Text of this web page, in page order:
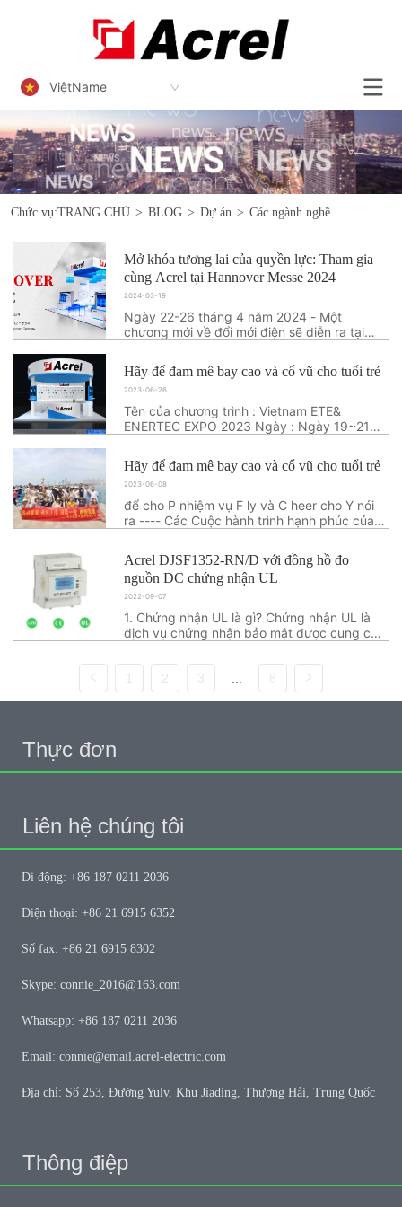
ViệtName
Chức vụ:TRANG CHỦ > BLOG > Dự án > Các ngành nghề
Mở khóa tương lai của quyền lực: Tham gia
cùng Acrel tại Hannover Messe 2024
2024-03-19
Ngày 22-26 tháng 4 năm 2024 - Một
chương mới về đổi mới điện sẽ diễn ra tại
Electrical Co., Ltd., nhà cung cấp giải pháp
quản lý & thanh toán & tiết kiệm năng lượng
có hệ thống cũng như nhà sản xuất thiết b...
Hãy để đam mê bay cao và cổ vũ cho tuổi trẻ
2023-06-26
Tên của chương trình : Vietnam ETE&
ENERTEC EXPO 2023 Ngày : Ngày 19~21
Chợ & Triển Lãm Sài Gòn-SECC 799 Nguyen
Van Linh, District 7, Ho Chi Mihn City Hội
trường số: Sảnh A Không có gian hàng.: 42
Bố trí tran...
Hãy để đam mê bay cao và cổ vũ cho tuổi trẻ
2023-06-08
để cho P nhiệm vụ F ly và C heer cho Y nói
ra ---- Các Cuộc hành trình hạnh phúc của
thanh đảo Vào ngày 1 tháng 6, những nhân
viên xuất sắc của Phòng kinh doanh điện tử
Acrel đã bắt chuyến tàu đến thành phố biển
T...
Acrel DJSF1352-RN/D với đồng hồ đo
nguồn DC chứng nhận UL
2022-09-07
1. Chứng nhận UL là gì? Chứng nhận UL là
dịch vụ chứng nhận bảo mật được cung cấp
Mặc dù chứng nhận UL không bắt buộc,
nhưng nó là sự đảm bảo để thâm nhập thị
trường Bắc Mỹ. Các sản phẩm có nhãn hiệu
2 3 8
Thực đơn
Liên hệ chúng tôi
Di động: +86 187 0211 2036
Điện thoại: +86 21 6915 6352
Số fax: +86 21 6915 8302
Skype: connie_2016@163.com
Whatsapp: +86 187 0211 2036
Email: connie@email.acrel-electric.com
Địa chỉ: Số 253, Đường Yulv, Khu Jiading, Thượng Hải, Trung Quốc
Thông điệp